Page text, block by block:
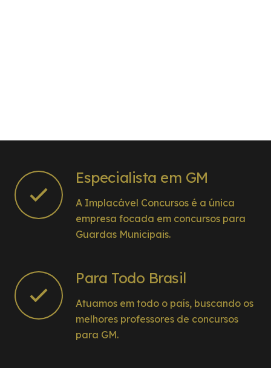
Especialista em GM
A Implacável Concursos é a única
empresa focada em concursos para
Guardas Municipais.
Para Todo Brasil
Atuamos em todo o país, buscando os
melhores professores de concursos
para GM.